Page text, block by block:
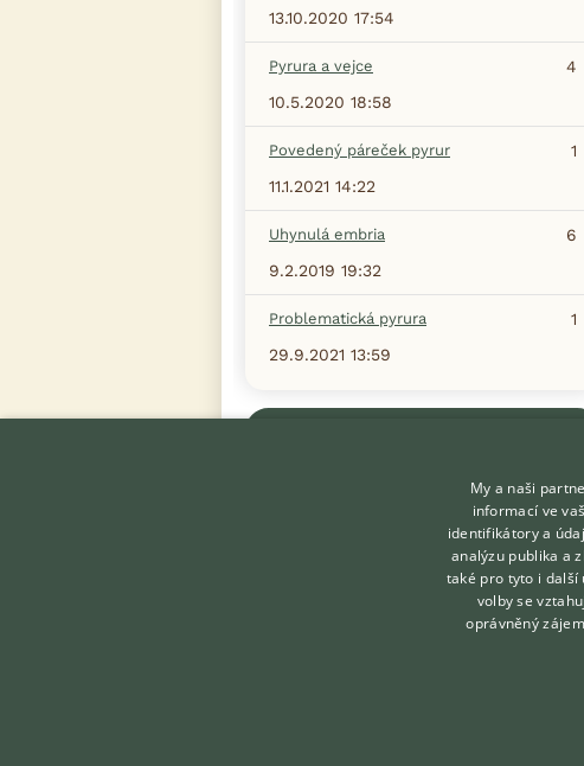
13.10.2020 17:54
Pyrura a vejce
4
10.5.2020 18:58
Povedený páreček pyrur
1
11.1.2021 14:22
Uhynulá embria
6
9.2.2019 19:32
Problematická pyrura
1
29.9.2021 13:59
KONTAKT DO REDAKCE
My a naši
informací ve
identifikátory a
analýzu publika a
také pro tyto i další
volby se
oprávněný